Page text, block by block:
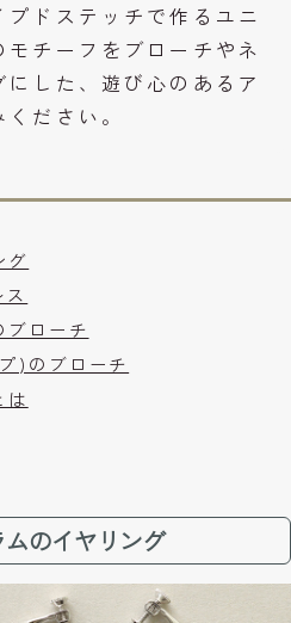
プドステッチで作るユニ
チーフをブローチやネ
した、遊び心のあるア
ださい。
グ
ブローチ
)のブローチ
は
ムのイヤリング